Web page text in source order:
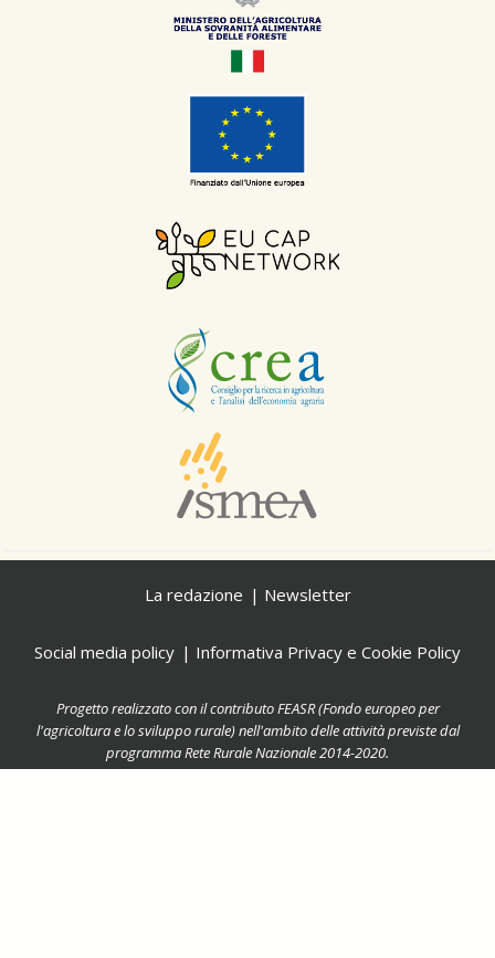
La redazione Newsletter
Social media policy Informativa Privacy e Cookie Policy
Progetto realizzato con il contributo FEASR (Fondo europeo per
l'agricoltura e lo sviluppo rurale) nell'ambito delle attività previste dal
programma Rete Rurale Nazionale 2014-2020.